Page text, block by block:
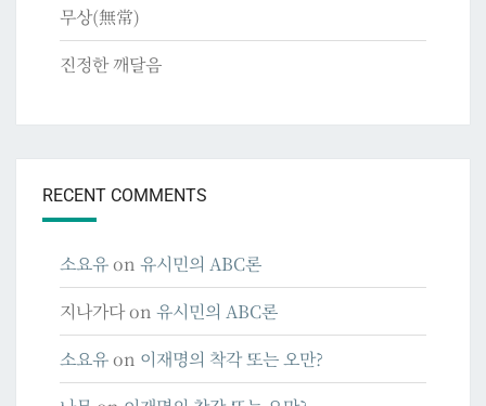
무상(無常)
진정한 깨달음
RECENT COMMENTS
소요유on 유시민의 ABC론
지나가다on 유시민의 ABC론
소요유on 이재명의 착각 또는 오만?